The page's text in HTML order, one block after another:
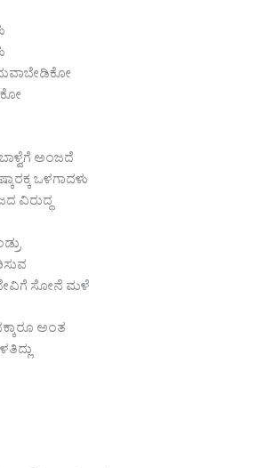
ಅಂಜದೆ
ಒಳಗಾದಳು
ವಿರುದ್ಧ
ಸೋನೆ ಮಳೆ
ಅಂತ